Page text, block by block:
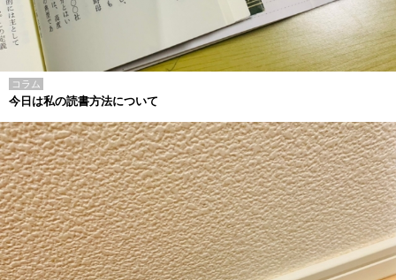
コラム
今日は私の読書方法について